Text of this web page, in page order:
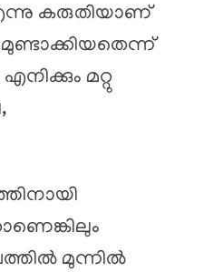
കരുതിയാണ്
മറ്റു
മുന്നിൽ